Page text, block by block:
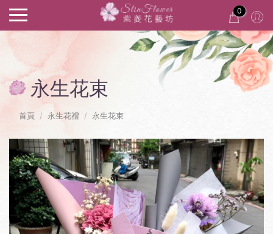
0
永生花束
首頁 永生花禮 永生花束